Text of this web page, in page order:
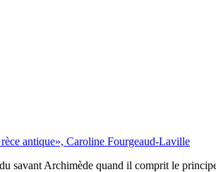
antique», Caroline Fourgeaud-Laville
savant Archimède quand il comprit le